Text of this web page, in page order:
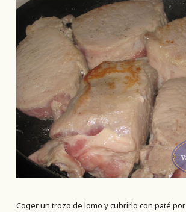
Coger un trozo de lomo y cubrirlo con paté